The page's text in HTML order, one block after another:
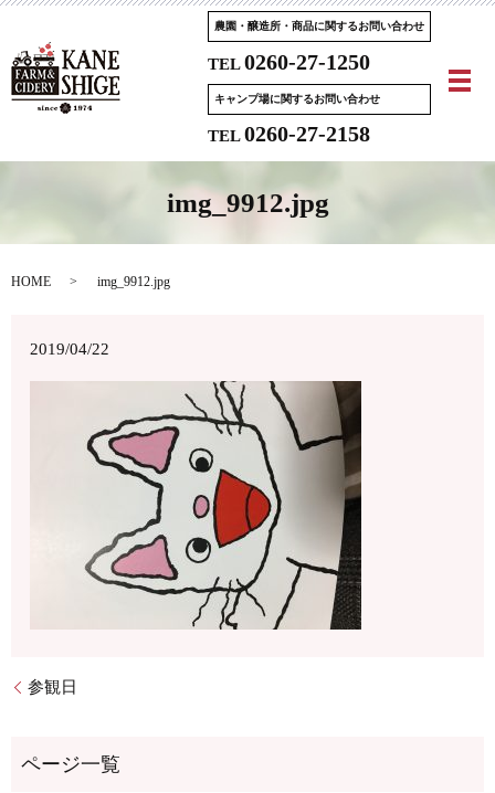
農園・醸造所・商品に関するお問い合わせ
TEL0260-27-1250
キャンプ場に関するお問い合わせ
TEL0260-27-2158
メ
img_9912.jpg
HOME img_9912.jpg
2019/04/22
参観日